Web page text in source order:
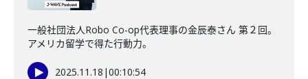
一般社団法人Robo Co-op代表理事の金辰泰さん 第２回。
アメリカ留学で得た行動力。
2025.11.18 |00:10:54